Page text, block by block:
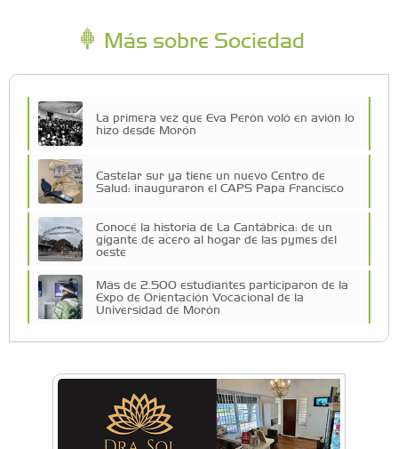
Más sobre Sociedad
La primera vez que Eva Perón voló en avión lo
hizo desde Morón
Castelar sur ya tiene un nuevo Centro de
Salud: inauguraron el CAPS Papa Francisco
Conocé la historia de La Cantábrica: de un
gigante de acero al hogar de las pymes del
oeste
Más de 2.500 estudiantes participaron de la
Expo de Orientación Vocacional de la
Universidad de Morón
De Castelar a Júpiter: Conocé la historia del
vecino que mapeó la luna hacia la que viaja
Castelar Digital